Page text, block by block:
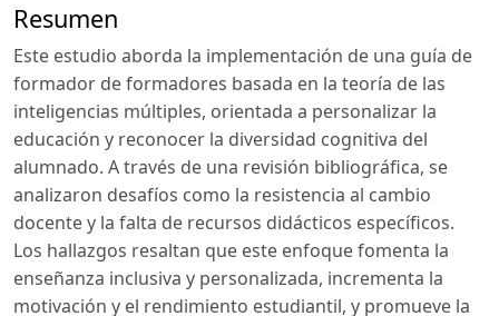
Resumen
Este estudio aborda la implementación de una guía de
formador de formadores basada en la teoría de las
inteligencias múltiples, orientada a personalizar la
educación y reconocer la diversidad cognitiva del
alumnado. A través de una revisión bibliográfica, se
analizaron desafíos como la resistencia al cambio
docente y la falta de recursos didácticos específicos.
Los hallazgos resaltan que este enfoque fomenta la
enseñanza inclusiva y personalizada, incrementa la
motivación y el rendimiento estudiantil, y promueve la